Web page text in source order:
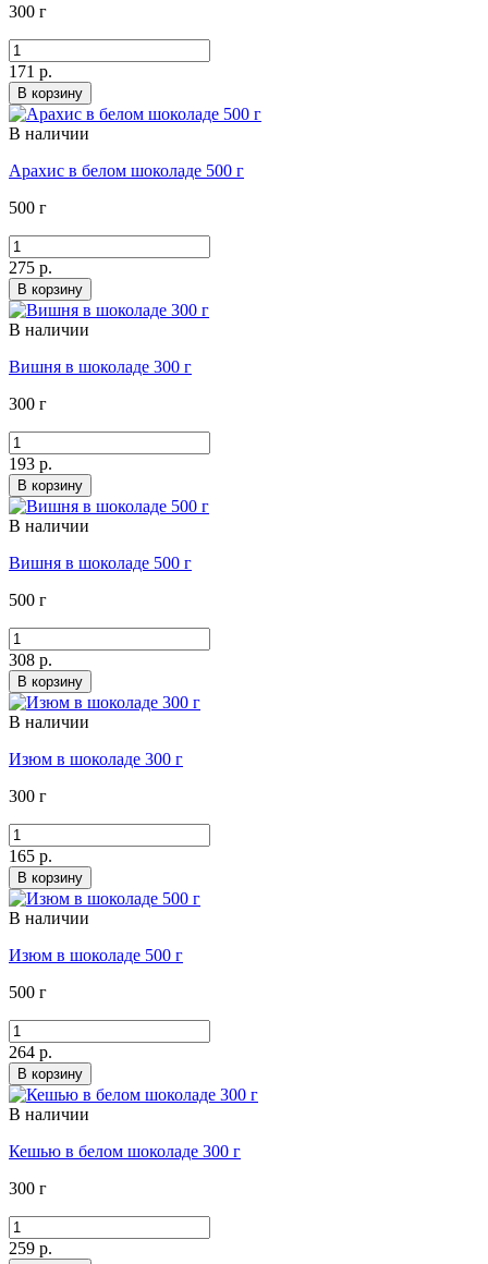
300 г
171 р.
В корзину
В наличии
Арахис в белом шоколаде 500 г
500 г
275 р.
В корзину
В наличии
Вишня в шоколаде 300 г
300 г
193 р.
В корзину
В наличии
Вишня в шоколаде 500 г
500 г
308 р.
В корзину
В наличии
Изюм в шоколаде 300 г
300 г
165 р.
В корзину
В наличии
Изюм в шоколаде 500 г
500 г
264 р.
В корзину
В наличии
Кешью в белом шоколаде 300 г
300 г
259 р.